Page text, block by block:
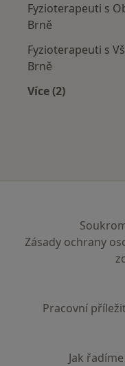
Fyzioterapeuti s
Brně
Fyzioterapeuti s
Brně
Více (2)
Zásady ochrany
Pracovní
Jak